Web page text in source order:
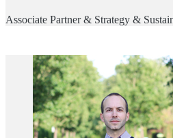
Associate Partner & Strategy &